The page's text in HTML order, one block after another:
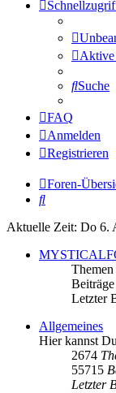
Aktive
Suche
FAQ
Anmelden
Registrieren
Foren-
Suche
Aktuelle Zeit: Do 6.
Themen
Beiträge
Letzter
Allgemeines
Hier kannst
2674
55715
Letzter